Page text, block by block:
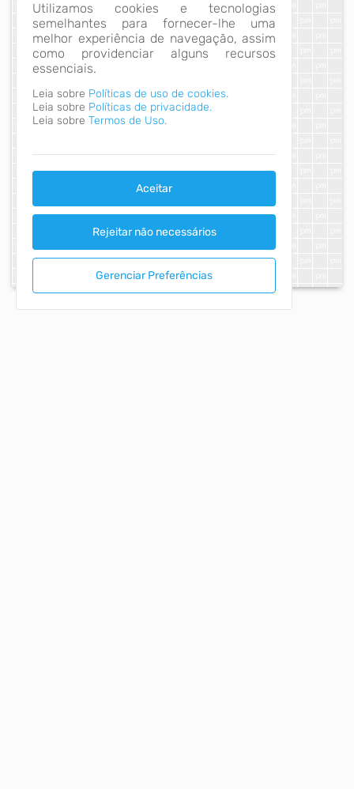
Utilizamos cookies e tecnologias
semelhantes para fornecer-lhe uma
melhor experiência de navegação, assim
como providenciar alguns recursos
essenciais.
Leia sobre Políticas de uso de cookies.
Leia sobre Políticas de privacidade.
Leia sobre Termos de Uso.
Aceitar
Rejeitar não necessários
Gerenciar Preferências